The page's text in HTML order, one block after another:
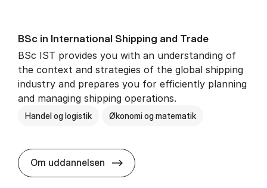
BSc in In­ter­na­tion­al Ship­ping and Trade
BSc IST provides you with an understanding of
the context and strategies of the global shipping
industry and prepares you for efficiently planning
and managing shipping operations.
Handel og logistik Økonomi og matematik
Om uddannelsen BSc in In­ter­na­tion­al Ship­ping